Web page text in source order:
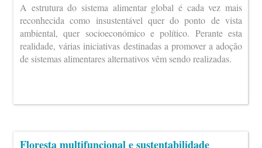
A estrutura do sistema alimentar global é cada vez mais
reconhecida como insustentável quer do ponto de vista
ambiental, quer socioeconómico e político. Perante esta
realidade, várias iniciativas destinadas a promover a adoção
de sistemas alimentares alternativos vêm sendo realizadas.
Floresta multifuncional e sustentabilidade